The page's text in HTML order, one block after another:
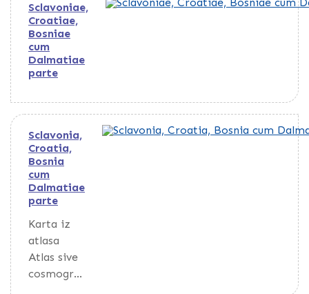
Sclavoniae,
Croatiae,
Bosniae
cum
Dalmatiae
parte
Sclavonia,
Croatia,
Bosnia
cum
Dalmatiae
parte
Karta iz
atlasa
Atlas sive
cosmogra